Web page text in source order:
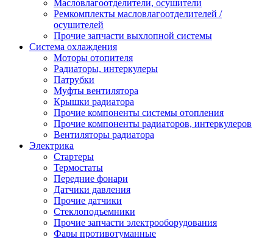
Масловлагоотделители, осушители
Ремкомплекты масловлагоотделителей /
осушителей
Прочие запчасти выхлопной системы
Система охлаждения
Моторы отопителя
Радиаторы, интеркулеры
Патрубки
Муфты вентилятора
Крышки радиатора
Прочие компоненты системы отопления
Прочие компоненты радиаторов, интеркулеров
Вентиляторы радиатора
Электрика
Стартеры
Термостаты
Передние фонари
Датчики давления
Прочие датчики
Стеклоподъемники
Прочие запчасти электрооборудования
Фары противотуманные